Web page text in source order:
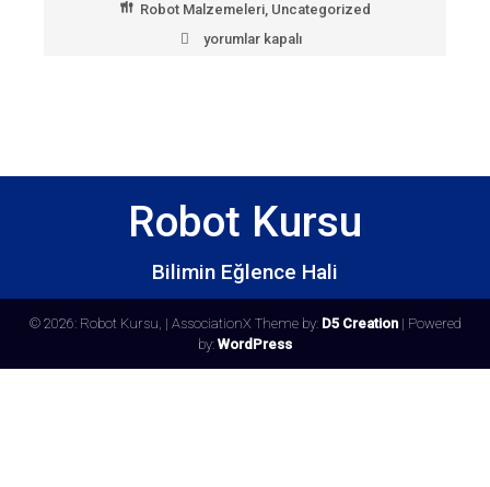
Robot Malzemeleri, Uncategorized
Lipo
yorumlar kapalı
Robot Kursu
Bilimin Eğlence Hali
© 2026: Robot Kursu, | AssociationX Theme by: D5 Creation| Powered
by: WordPress